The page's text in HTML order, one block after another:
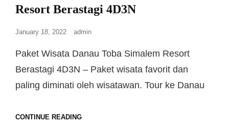
Resort Berastagi 4D3N
January 18, 2022 admin
Paket Wisata Danau Toba Simalem Resort
Berastagi 4D3N – Paket wisata favorit dan
paling diminati oleh wisatawan. Tour ke Danau
CONTINUE READING